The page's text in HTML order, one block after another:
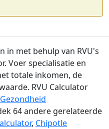
in met behulp van RVU's
Voer specialisatie en
totale inkomen, de
RVU Calculator
64 andere gerelateerde
, Chipotle